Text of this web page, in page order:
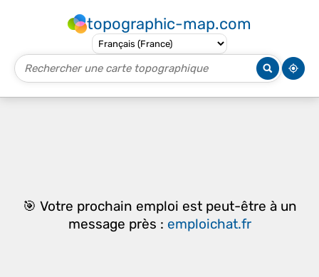
topographic-map.com
🎯 Votre prochain emploi est peut-être à un
message près : emploichat.fr